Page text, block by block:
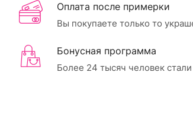
Оплата после примерки
Вы покупаете только то
Бонусная программа
Более 24 тысяч человек